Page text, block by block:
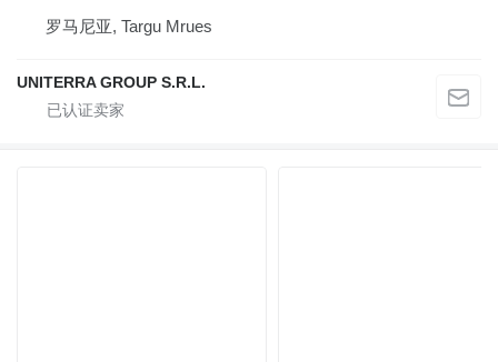
罗马尼亚, Targu Mrues
UNITERRA GROUP S.R.L.